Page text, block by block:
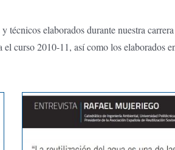
técnicos elaborados durante nuestra
el curso 2010-11, así como los elaborados